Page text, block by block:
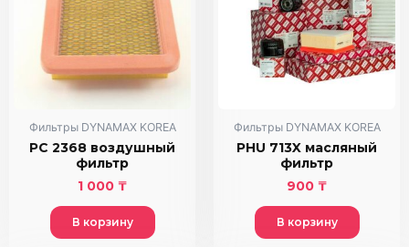
Фильтры DYNAMAX KOREA
PC 2368 воздушный
фильтр
1 000 ₸
В корзину
Фильтры DYNAMAX KOREA
PHU 713X масляный
фильтр
900 ₸
В корзину